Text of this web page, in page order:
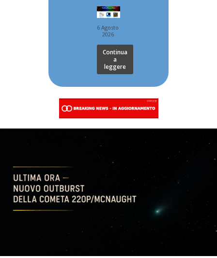
6 Agosto
2026
Continua
a
leggere